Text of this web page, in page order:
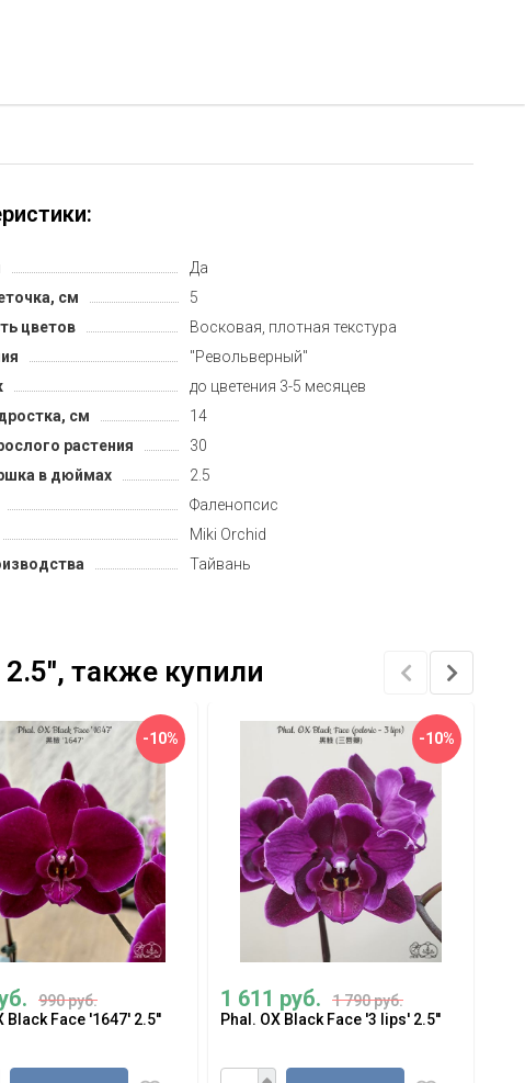
Да
см
5
цветов
Восковая, плотная текстура
"Револьверный"
до цветения 3-5 месяцев
см
14
растения
30
в дюймах
2.5
Фаленопсис
Miki Orchid
Тайвань
также купили
-10%
990 руб.
Black Face '1647' 2.5''
-10%
1 611 руб.
1 790 руб.
Phal. OX Black Face '3 lips' 2.5''